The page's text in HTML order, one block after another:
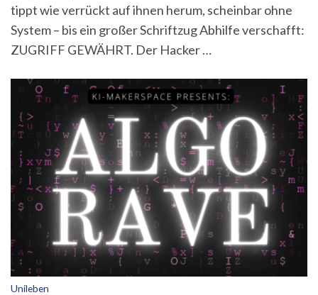
eigentlich
Digital
Humanities?
tippt wie verrückt auf ihnen herum, scheinbar ohne
System – bis ein großer Schriftzug Abhilfe verschafft:
ZUGRIFF GEWÄHRT. Der Hacker …
Unileben